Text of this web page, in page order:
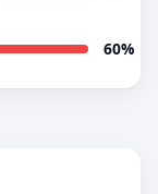
60%